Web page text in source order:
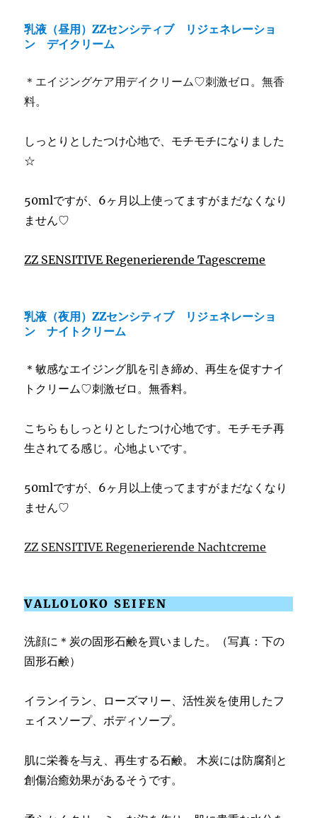
乳液（昼用）ZZセンシティブ リジェネレーショ
ン デイクリーム
＊エイジングケア用デイクリーム♡刺激ゼロ。無香
料。
しっとりとしたつけ心地で、モチモチになりました
☆
50mlですが、6ヶ月以上使ってますがまだなくなり
ません♡
ZZ SENSITIVE Regenerierende Tagescreme
乳液（夜用）ZZセンシティブ リジェネレーショ
ン ナイトクリーム
＊敏感なエイジング肌を引き締め、再生を促すナイ
トクリーム♡刺激ゼロ。無香料。
こちらもしっとりとしたつけ心地です。モチモチ再
生されてる感じ。心地よいです。
50mlですが、6ヶ月以上使ってますがまだなくなり
ません♡
ZZ SENSITIVE Regenerierende Nachtcreme
VALLOLOKO SEIFEN
洗顔に＊炭の固形石鹸を買いました。（写真：下の
固形石鹸）
イランイラン、ローズマリー、活性炭を使用したフ
ェイスソープ、ボディソープ。
肌に栄養を与え、再生する石鹸。 木炭には防腐剤と
創傷治癒効果があるそうです。